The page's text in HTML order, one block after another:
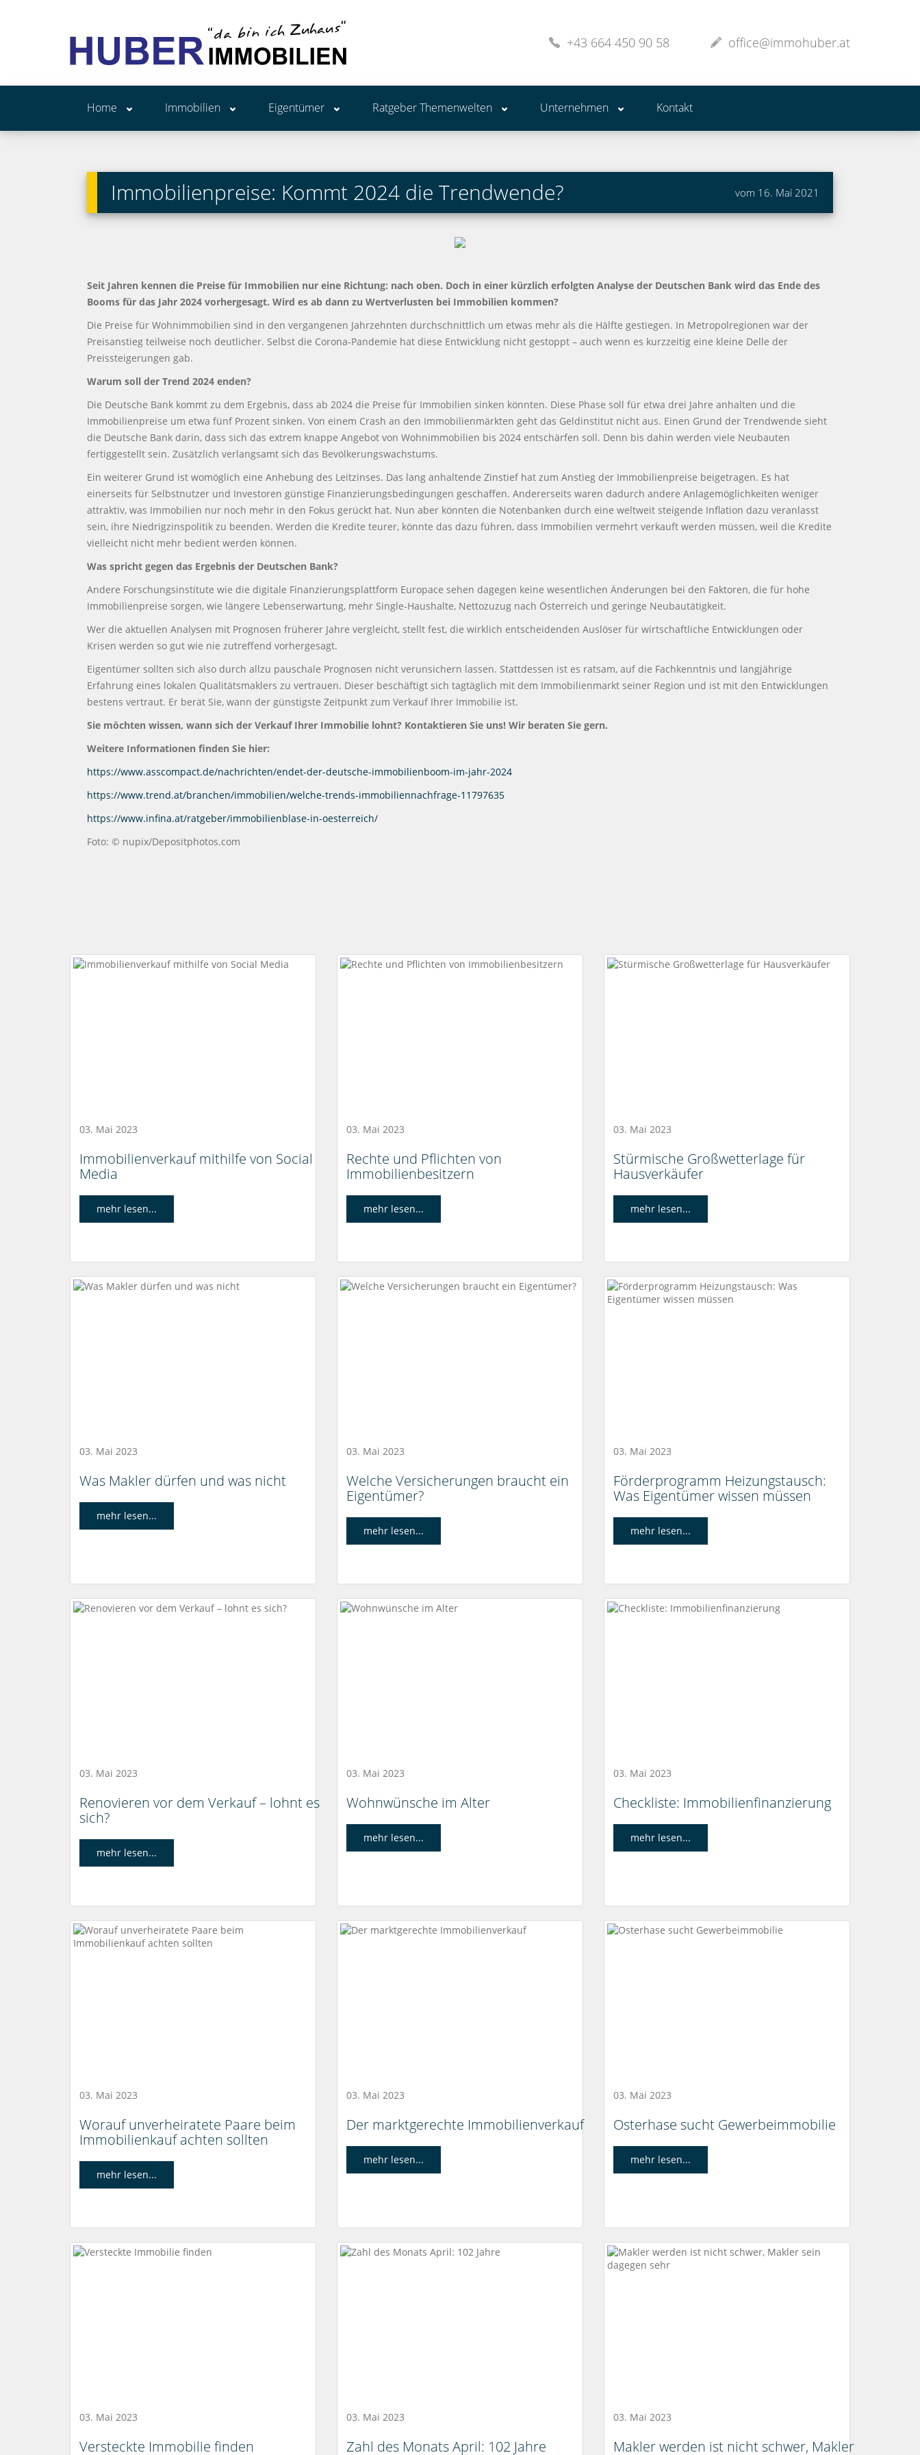
office@immohuber.at
+43 664 450 90 58
Home Immobilien Eigentümer Ratgeber Themenwelten Unternehmen Kontakt
Immobilienpreise: Kommt 2024 die Trendwende? vom 16. Mai 2021
Seit Jahren kennen die Preise für Immobilien nur eine Richtung: nach oben. Doch in einer kürzlich erfolgten Analyse der Deutschen Bank wird das Ende des
Booms für das Jahr 2024 vorhergesagt. Wird es ab dann zu Wertverlusten bei Immobilien kommen?
Die Preise für Wohnimmobilien sind in den vergangenen Jahrzehnten durchschnittlich um etwas mehr als die Hälfte gestiegen. In Metropolregionen war der
Preisanstieg teilweise noch deutlicher. Selbst die Corona-Pandemie hat diese Entwicklung nicht gestoppt – auch wenn es kurzzeitig eine kleine Delle der
Preissteigerungen gab.
Warum soll der Trend 2024 enden?
Die Deutsche Bank kommt zu dem Ergebnis, dass ab 2024 die Preise für Immobilien sinken könnten. Diese Phase soll für etwa drei Jahre anhalten und die
Immobilienpreise um etwa fünf Prozent sinken. Von einem Crash an den Immobilienmärkten geht das Geldinstitut nicht aus. Einen Grund der Trendwende sieht
die Deutsche Bank darin, dass sich das extrem knappe Angebot von Wohnimmobilien bis 2024 entschärfen soll. Denn bis dahin werden viele Neubauten
fertiggestellt sein. Zusätzlich verlangsamt sich das Bevölkerungswachstums.
Ein weiterer Grund ist womöglich eine Anhebung des Leitzinses. Das lang anhaltende Zinstief hat zum Anstieg der Immobilienpreise beigetragen. Es hat
einerseits für Selbstnutzer und Investoren günstige Finanzierungsbedingungen geschaffen. Andererseits waren dadurch andere Anlagemöglichkeiten weniger
attraktiv, was Immobilien nur noch mehr in den Fokus gerückt hat. Nun aber könnten die Notenbanken durch eine weltweit steigende Inflation dazu veranlasst
sein, ihre Niedrigzinspolitik zu beenden. Werden die Kredite teurer, könnte das dazu führen, dass Immobilien vermehrt verkauft werden müssen, weil die Kredite
vielleicht nicht mehr bedient werden können.
Was spricht gegen das Ergebnis der Deutschen Bank?
Andere Forschungsinstitute wie die digitale Finanzierungsplattform Europace sehen dagegen keine wesentlichen Änderungen bei den Faktoren, die für hohe
Immobilienpreise sorgen, wie längere Lebenserwartung, mehr Single-Haushalte, Nettozuzug nach Österreich und geringe Neubautätigkeit.
Wer die aktuellen Analysen mit Prognosen früherer Jahre vergleicht, stellt fest, die wirklich entscheidenden Auslöser für wirtschaftliche Entwicklungen oder
Krisen werden so gut wie nie zutreffend vorhergesagt.
Eigentümer sollten sich also durch allzu pauschale Prognosen nicht verunsichern lassen. Stattdessen ist es ratsam, auf die Fachkenntnis und langjährige
Erfahrung eines lokalen Qualitätsmaklers zu vertrauen. Dieser beschäftigt sich tagtäglich mit dem Immobilienmarkt seiner Region und ist mit den Entwicklungen
bestens vertraut. Er berät Sie, wann der günstigste Zeitpunkt zum Verkauf Ihrer Immobilie ist.
Sie möchten wissen, wann sich der Verkauf Ihrer Immobilie lohnt? Kontaktieren Sie uns! Wir beraten Sie gern.
Weitere Informationen finden Sie hier:
https://www.asscompact.de/nachrichten/endet-der-deutsche-immobilienboom-im-jahr-2024
https://www.trend.at/branchen/immobilien/welche-trends-immobiliennachfrage-11797635
https://www.infina.at/ratgeber/immobilienblase-in-oesterreich/
Foto: © nupix/Depositphotos.com
03. Mai 2023
Immobilienverkauf mithilfe von Social
Media
mehr lesen...
03. Mai 2023
Rechte und Pflichten von
Immobilienbesitzern
mehr lesen...
03. Mai 2023
Stürmische Großwetterlage für
Hausverkäufer
mehr lesen...
03. Mai 2023
Was Makler dürfen und was nicht
mehr lesen...
03. Mai 2023
Welche Versicherungen braucht ein
Eigentümer?
mehr lesen...
03. Mai 2023
Förderprogramm Heizungstausch:
Was Eigentümer wissen müssen
mehr lesen...
03. Mai 2023
Renovieren vor dem Verkauf – lohnt es
sich?
mehr lesen...
03. Mai 2023
Wohnwünsche im Alter
mehr lesen...
03. Mai 2023
Checkliste: Immobilienfinanzierung
mehr lesen...
03. Mai 2023
Worauf unverheiratete Paare beim
Immobilienkauf achten sollten
mehr lesen...
03. Mai 2023
Der marktgerechte Immobilienverkauf
mehr lesen...
03. Mai 2023
Osterhase sucht Gewerbeimmobilie
mehr lesen...
03. Mai 2023
Versteckte Immobilie finden
03. Mai 2023
Zahl des Monats April: 102 Jahre
03. Mai 2023
Makler werden ist nicht schwer, Makler